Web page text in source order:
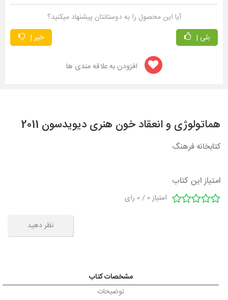
آیا این محصول را به دوستانتان پیشنهاد میکنید؟
بلی |
خیر |
افزودن به علاقه مندی ها
هماتولوژی و انعقاد خون هنری دیویدسون 2011
کتابخانه فرهنگ
امتیاز این کتاب
امتیاز0
/
0 رای
نظر دهید
مشخصات کتاب
توضیحات